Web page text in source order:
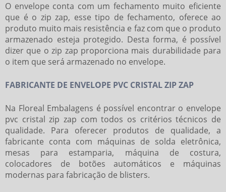
O envelope conta com um fechamento muito eficiente
que é o zip zap, esse tipo de fechamento, oferece ao
produto muito mais resistência e faz com que o produto
armazenado esteja protegido. Desta forma, é possível
dizer que o zip zap proporciona mais durabilidade para
o item que será armazenado no envelope.
FABRICANTE DE ENVELOPE PVC CRISTAL ZIP ZAP
Na Floreal Embalagens é possível encontrar o envelope
pvc cristal zip zap com todos os critérios técnicos de
qualidade. Para oferecer produtos de qualidade, a
fabricante conta com máquinas de solda eletrônica,
mesas para estamparia, máquina de costura,
colocadores de botões automáticos e máquinas
modernas para fabricação de blisters.